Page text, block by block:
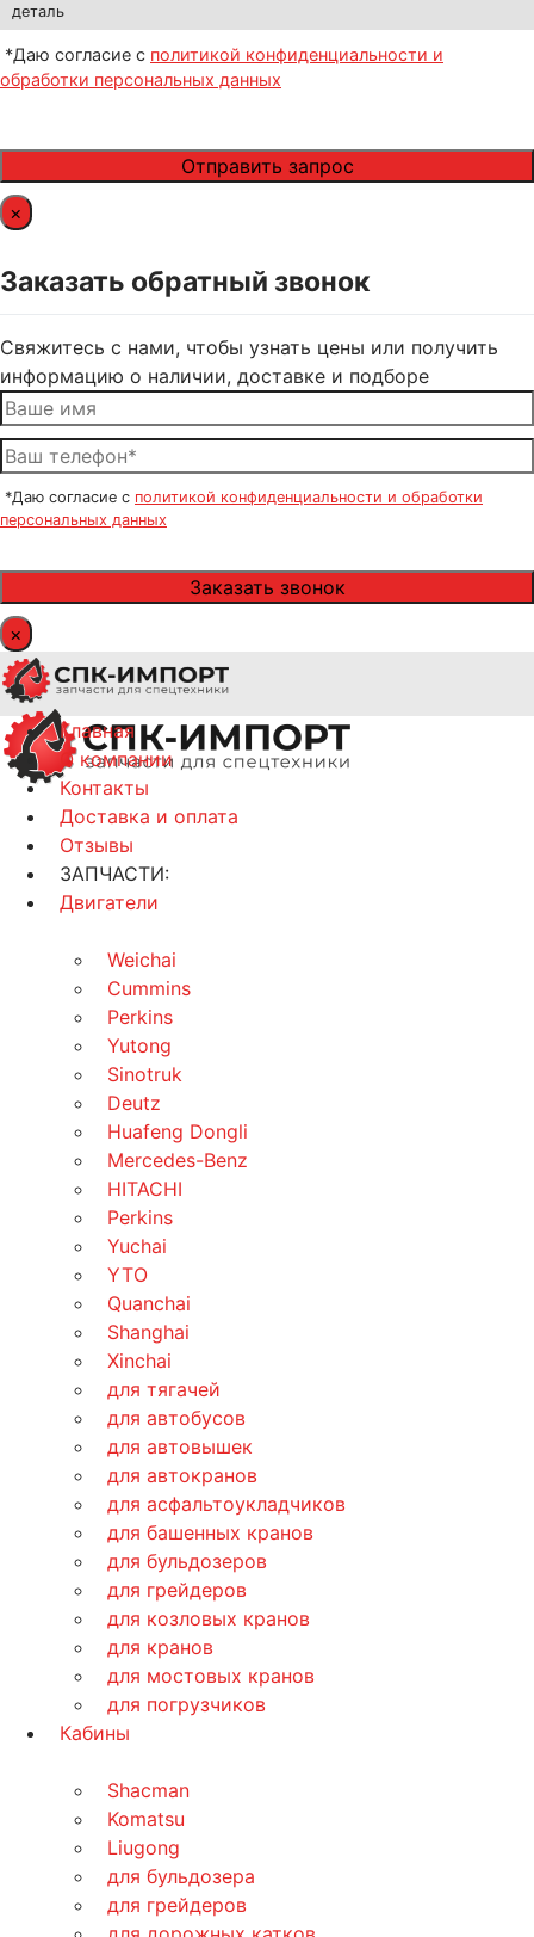
деталь
*Даю согласие с политикой конфиденциальности и
обработки персональных данных
×
Заказать обратный звонок
Свяжитесь с нами, чтобы узнать цены или получить
информацию о наличии, доставке и подборе
*Даю согласие с политикой конфиденциальности и обработки
персональных данных
×
Главная
О компании
Контакты
Доставка и оплата
Отзывы
ЗАПЧАСТИ:
Двигатели
Weichai
Cummins
Perkins
Yutong
Sinotruk
Deutz
Huafeng Dongli
Mercedes-Benz
HITACHI
Perkins
Yuchai
YTO
Quanchai
Shanghai
Xinchai
для тягачей
для автобусов
для автовышек
для автокранов
для асфальтоукладчиков
для башенных кранов
для бульдозеров
для грейдеров
для козловых кранов
для кранов
для мостовых кранов
для погрузчиков
Кабины
Shacman
Komatsu
Liugong
для бульдозера
для грейдеров